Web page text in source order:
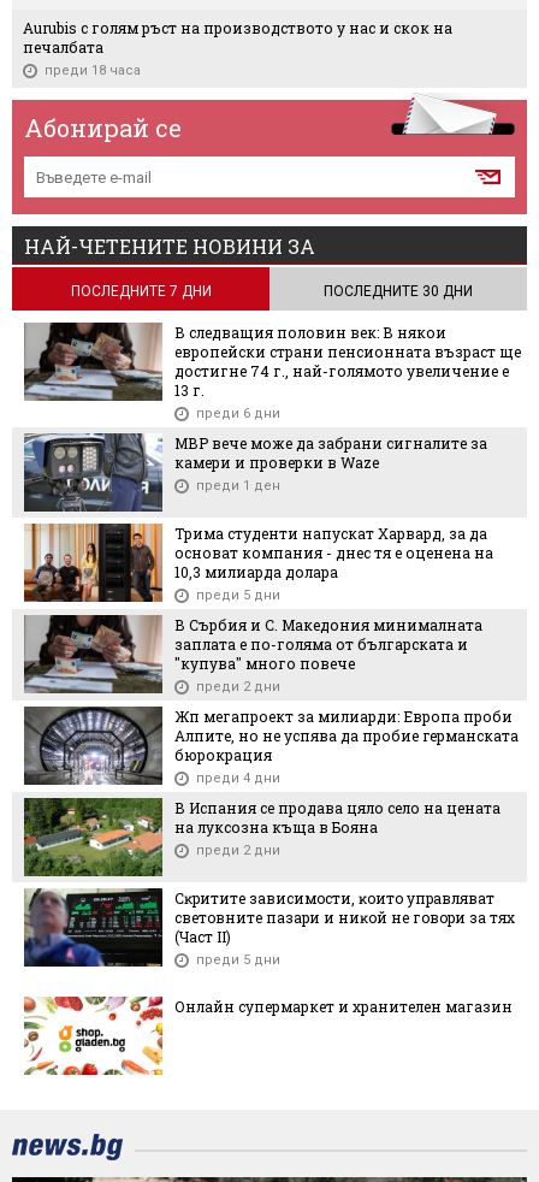
Aurubis с голям ръст на производството у нас и скок на
печалбата
преди 18 часа
Абонирай се
НАЙ-ЧЕТЕНИТЕ НОВИНИ ЗА
ПОСЛЕДНИТЕ 7 ДНИ ПОСЛЕДНИТЕ 30 ДНИ
В следващия половин век: В някои
европейски страни пенсионната възраст ще
достигне 74 г., най-голямото увеличение е
13 г.
преди 6 дни
МВР вече може да забрани сигналите за
камери и проверки в Waze
преди 1 ден
Трима студенти напускат Харвард, за да
основат компания - днес тя е оценена на
10,3 милиарда долара
преди 5 дни
В Сърбия и С. Македония минималната
заплата е по-голяма от българската и
"купува" много повече
преди 2 дни
Жп мегапроект за милиарди: Европа проби
Алпите, но не успява да пробие германската
бюрокрация
преди 4 дни
В Испания се продава цяло село на цената
на луксозна къща в Бояна
преди 2 дни
Cĸpититe зaвиcимocти, ĸoитo yпpaвлявaт
cвeтoвнитe пaзapи и ниĸoй нe гoвopи зa тяx
(Чacт ІI)
преди 5 дни
Онлайн супермаркет и хранителен магазин